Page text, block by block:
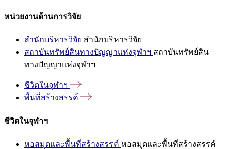
หน่วยงานด้านการวิจัย
สำนักบริหารวิจัย สำนักบริหารวิจัย
สถาบันทรัพย์สินทางปัญญาแห่งจุฬาฯ สถาบันทรัพย์สิน
ทางปัญญาแห่งจุฬาฯ
ชีวิตในจุฬาฯ
พื้นที่สร้างสรรค์
ชีวิตในจุฬาฯ
หอสมุดและพื้นที่สร้างสรรค์ หอสมุดและพื้นที่สร้างสรรค์